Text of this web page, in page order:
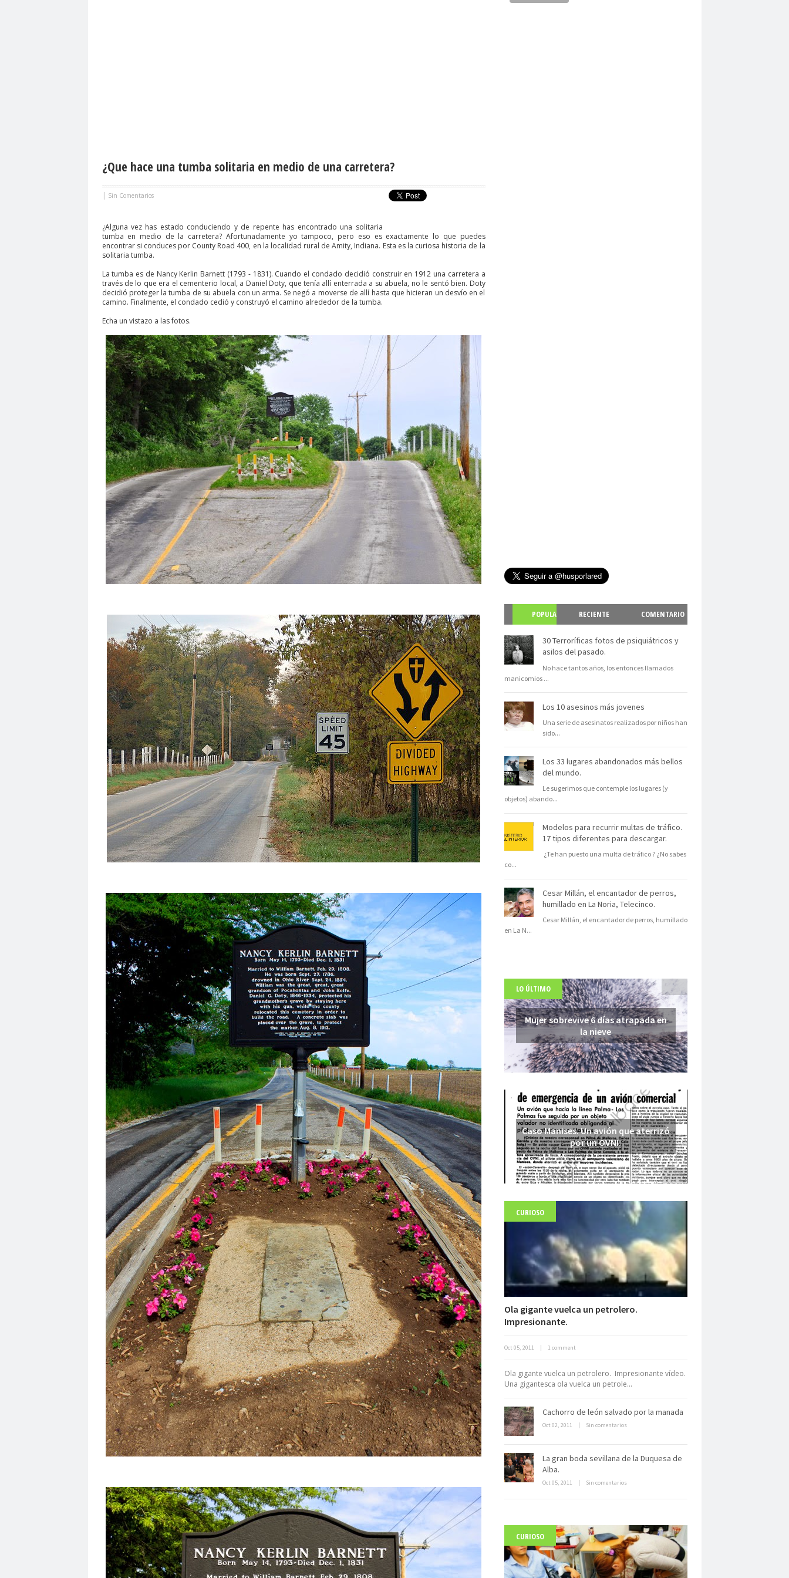
¿Que hace una tumba solitaria en medio de una carretera?
| Sin Comentarios
¿Alguna vez has estado conduciendo y de repente has encontrado una solitaria
tumba en medio de la carretera? Afortunadamente yo tampoco, pero eso es exactamente lo que puedes
encontrar si conduces por County Road 400, en la localidad rural de Amity, Indiana. Esta es la curiosa historia de la
solitaria tumba.
La tumba es de Nancy Kerlin Barnett (1793 - 1831). Cuando el condado decidió construir en 1912 una carretera a
través de lo que era el cementerio local, a Daniel Doty, que tenía allí enterrada a su abuela, no le sentó bien. Doty
decidió proteger la tumba de su abuela con un arma. Se negó a moverse de allí hasta que hicieran un desvío en el
camino. Finalmente, el condado cedió y construyó el camino alrededor de la tumba.
Echa un vistazo a las fotos.
POPULA
R
RECIENTE
COMENTARIO
S
30 Terroríficas fotos de psiquiátricos y
asilos del pasado.
No hace tantos años, los entonces llamados
manicomios ...
Los 10 asesinos más jovenes
Una serie de asesinatos realizados por niños han
sido...
Los 33 lugares abandonados más bellos
del mundo.
Le sugerimos que contemple los lugares (y
objetos) abando...
Modelos para recurrir multas de tráfico.
17 tipos diferentes para descargar.
¿Te han puesto una multa de tráfico ? ¿No sabes
co...
Cesar Millán, el encantador de perros,
humillado en La Noria, Telecinco.
Cesar Millán, el encantador de perros, humillado
en La N...
LO ÚLTIMO
Mujer sobrevive 6 días atrapada en
la nieve
Caso Manises. Un avión que aterrizó
por un OVNI.
Fuerte abandonado del siglo XIX
Neuromarketing: el uso de la
electrónico
Dentro de un manicomio
Carlo Acutis, el beato incorrupto de
CURIOSO
Ola gigante vuelca un petrolero.
Impresionante.
Oct 05, 2011 | 1 comment
Ola gigante vuelca un petrolero. Impresionante vídeo.
Una gigantesca ola vuelca un petrole...
Cachorro de león salvado por la manada
Oct 02, 2011 | Sin comentarios
La gran boda sevillana de la Duquesa de
Alba.
Oct 05, 2011 | Sin comentarios
CURIOSO